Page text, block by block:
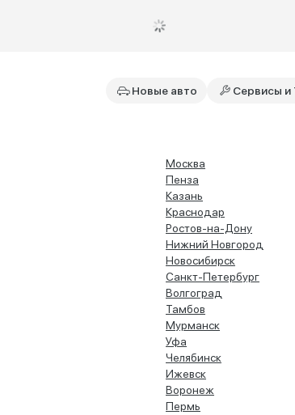
Новые авто Сервисы и
Москва
Пенза
Казань
Краснодар
Ростов-на-Дону
Нижний Новгород
Новосибирск
Санкт-Петербург
Волгоград
Тамбов
Мурманск
Уфа
Челябинск
Ижевск
Воронеж
Пермь